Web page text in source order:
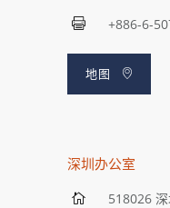
+886-6-
地图
深圳办公室
518026 深